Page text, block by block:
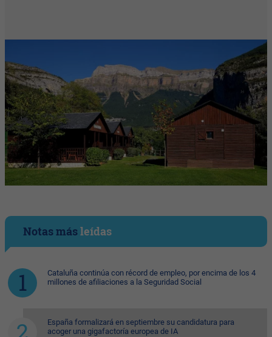
Notas másleídas
Cataluña continúa con récord de empleo, por encima de los 4
millones de afiliaciones a la Seguridad Social
España formalizará en septiembre su candidatura para
acoger una gigafactoría europea de IA